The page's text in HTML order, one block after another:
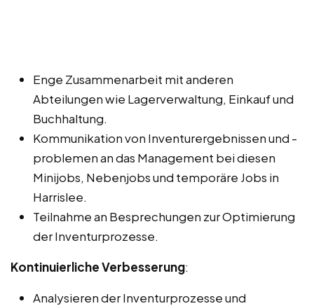
Enge Zusammenarbeit mit anderen
Abteilungen wie Lagerverwaltung, Einkauf und
Buchhaltung.
Kommunikation von Inventurergebnissen und -
problemen an das Management bei diesen
Minijobs, Nebenjobs und temporäre Jobs in
Harrislee.
Teilnahme an Besprechungen zur Optimierung
der Inventurprozesse.
Kontinuierliche Verbesserung:
Analysieren der Inventurprozesse und